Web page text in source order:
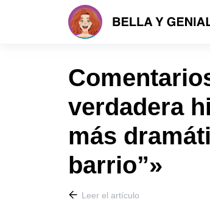
verdadera
más
barrio”»
Leer el artículo